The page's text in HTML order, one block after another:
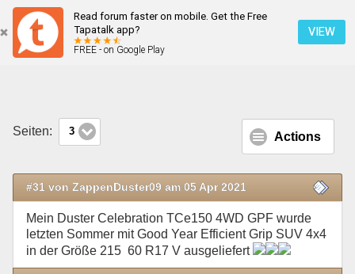
Read forum faster on mobile. Get the Free
Tapatalk app?
FREE - on Google Play
VIEW
Welche Serienbereifung ab Werk?
Seiten: 3 Actions
#31 von ZappenDuster09 am 05 Apr 2021
Mein Duster Celebration TCe150 4WD GPF wurde
letzten Sommer mit Good Year Efficient Grip SUV 4x4
in der Größe 215 60 R17 V ausgeliefert